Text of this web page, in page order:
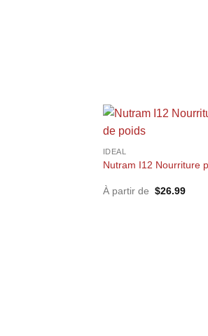
+
IDEAL
Nutram I12 Nourriture
À partir de $26.99